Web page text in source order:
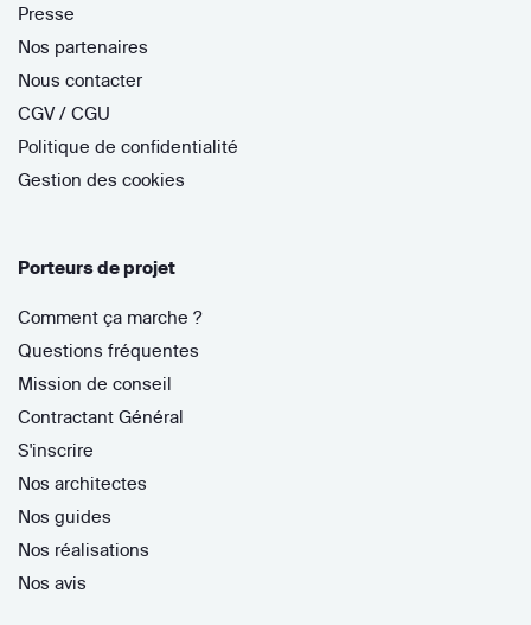
Presse
Nos partenaires
Nous contacter
CGV / CGU
Politique de confidentialité
Gestion des cookies
Porteurs de projet
Comment ça marche ?
Questions fréquentes
Mission de conseil
Contractant Général
S'inscrire
Nos architectes
Nos guides
Nos réalisations
Nos avis